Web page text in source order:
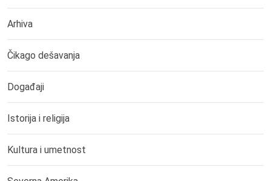
Arhiva
Čikago dešavanja
Događaji
Istorija i religija
Kultura i umetnost